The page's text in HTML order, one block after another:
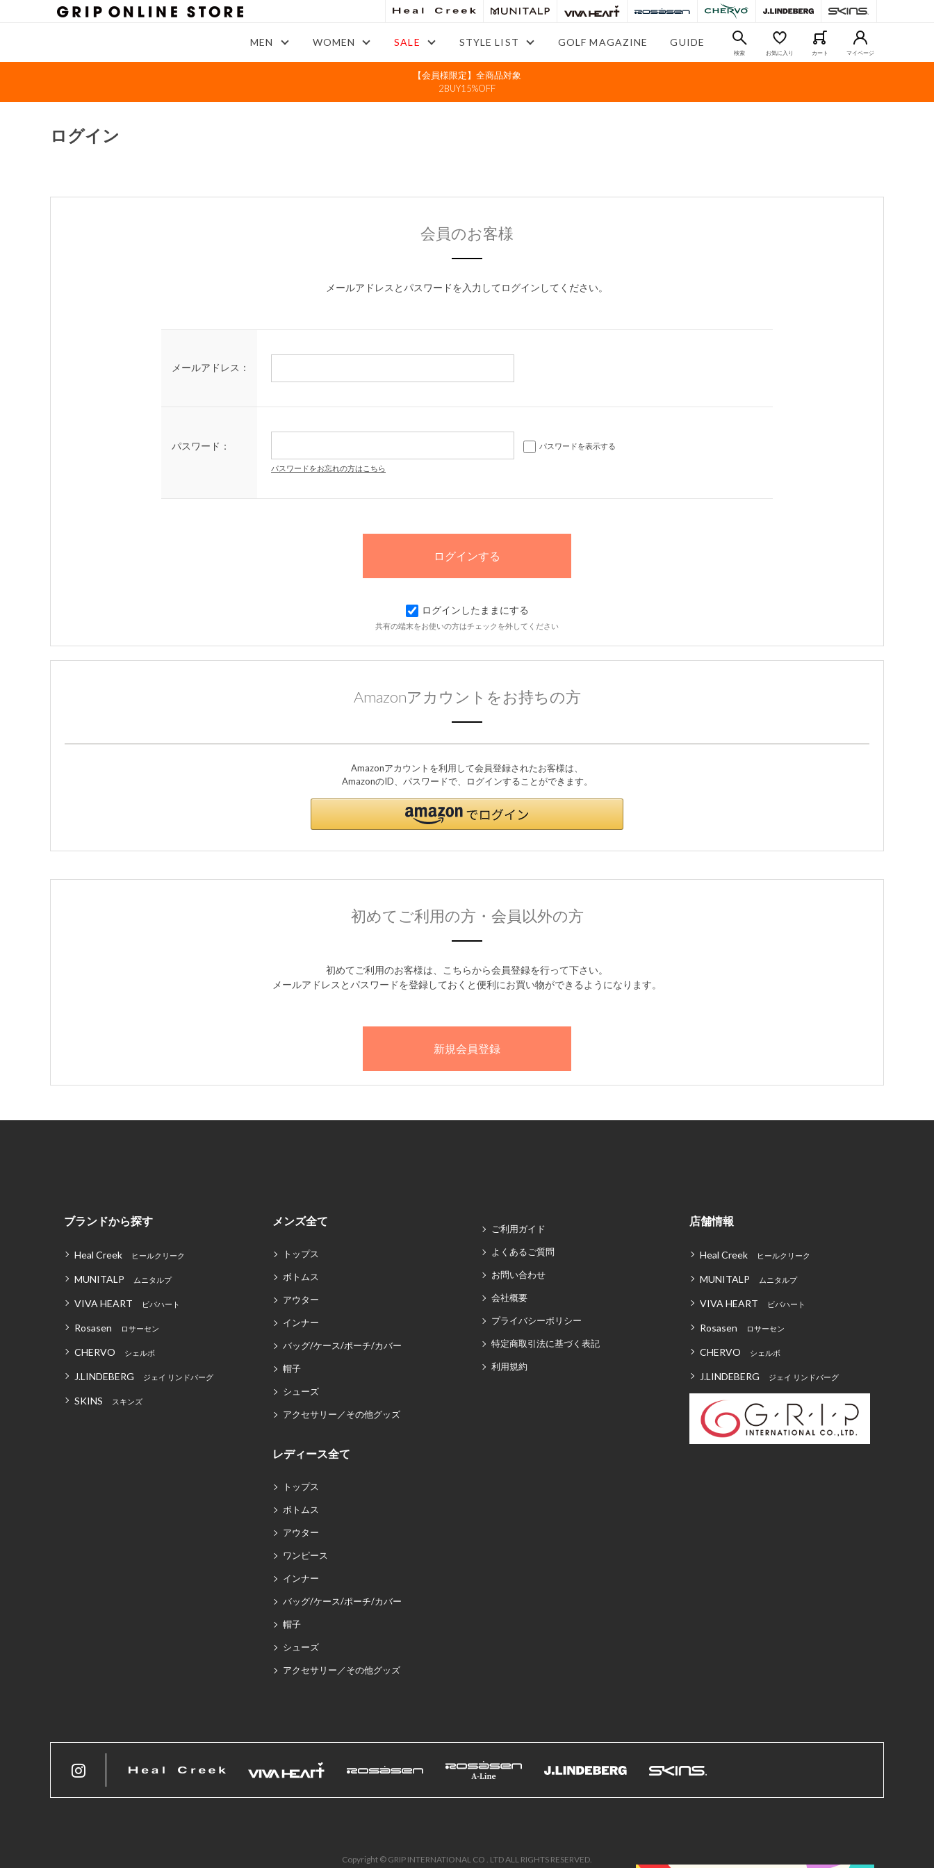
MEN WOMEN SALE STYLE LIST GOLF MAGAZINE GUIDE
検索 お気に入り カート マイページ
【会員様限定】全商品対象
2BUY15%OFF
ログイン
会員のお客様
メールアドレスとパスワードを入力してログインしてください。
メールアドレス：
パスワード： パスワードを表示する
パスワードをお忘れの方はこちら
ログインしたままにする
共有の端末をお使いの方はチェックを外してください
Amazonアカウントをお持ちの方
Amazonアカウントを利用して会員登録されたお客様は、
AmazonのID、パスワードで、ログインすることができます。
初めてご利用の方・会員以外の方
初めてご利用のお客様は、こちらから会員登録を行って下さい。
メールアドレスとパスワードを登録しておくと便利にお買い物ができるようになります。
ブランドから探す
Heal Creek ヒールクリーク
MUNITALP ムニタルプ
VIVA HEART ビバハート
Rosasen ロサーセン
CHERVO シェルボ
J.LINDEBERG ジェイ リンドバーグ
SKINS スキンズ
メンズ全て
トップス
ボトムス
アウター
インナー
バッグ/ケース/ポーチ/カバー
帽子
シューズ
アクセサリー／その他グッズ
レディース全て
トップス
ボトムス
アウター
ワンピース
インナー
バッグ/ケース/ポーチ/カバー
帽子
シューズ
アクセサリー／その他グッズ
ご利用ガイド
よくあるご質問
お問い合わせ
会社概要
プライバシーポリシー
特定商取引法に基づく表記
利用規約
店舗情報
Heal Creek ヒールクリーク
MUNITALP ムニタルプ
VIVA HEART ビバハート
Rosasen ロサーセン
CHERVO シェルボ
J.LINDEBERG ジェイ リンドバーグ
Copyright © GRIP INTERNATIONAL CO . LTD ALL RIGHTS RESERVED.